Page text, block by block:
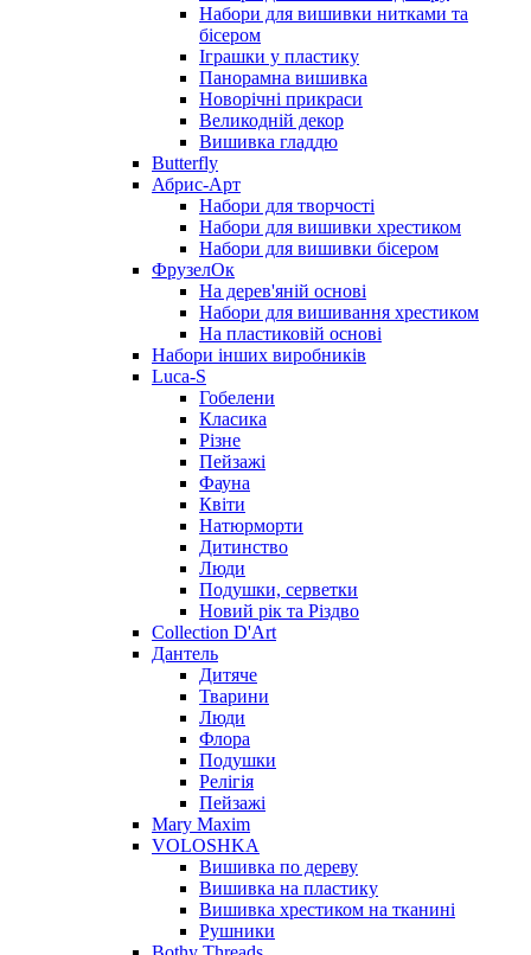
Набори для вишивки нитками та
бісером
Іграшки у пластику
Панорамна вишивка
Новорічні прикраси
Великодній декор
Вишивка гладдю
Butterfly
Абрис-Арт
Набори для творчості
Набори для вишивки хрестиком
Набори для вишивки бісером
ФрузелОк
На дерев'яній основі
Набори для вишивання хрестиком
На пластиковій основі
Набори інших виробників
Luca-S
Гобелени
Класика
Різне
Пейзажі
Фауна
Квіти
Натюрморти
Дитинство
Люди
Подушки, серветки
Новий рік та Різдво
Collection D'Art
Дантель
Дитяче
Тварини
Люди
Флора
Подушки
Релігія
Пейзажі
Mary Maxim
VOLOSHKA
Вишивка по дереву
Вишивка на пластику
Вишивка хрестиком на тканині
Рушники